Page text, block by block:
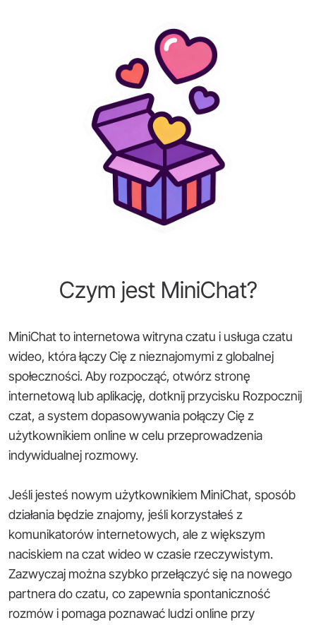
Czym jest MiniChat?
MiniChat to internetowa witryna czatu i usługa czatu
wideo, która łączy Cię z nieznajomymi z globalnej
społeczności. Aby rozpocząć, otwórz stronę
internetową lub aplikację, dotknij przycisku Rozpocznij
czat, a system dopasowywania połączy Cię z
użytkownikiem online w celu przeprowadzenia
indywidualnej rozmowy.
Jeśli jesteś nowym użytkownikiem MiniChat, sposób
działania będzie znajomy, jeśli korzystałeś z
komunikatorów internetowych, ale z większym
naciskiem na czat wideo w czasie rzeczywistym.
Zazwyczaj można szybko przełączyć się na nowego
partnera do czatu, co zapewnia spontaniczność
rozmów i pomaga poznawać ludzi online przy